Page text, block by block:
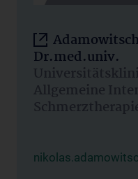
Dr.med.univ.
Allgemeine